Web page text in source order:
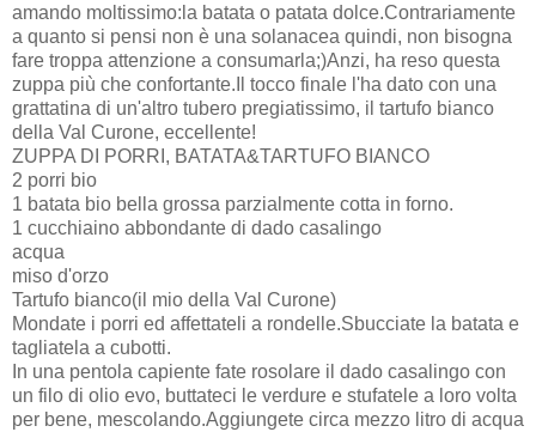
amando moltissimo:la batata o patata dolce.Contrariamente
a quanto si pensi non è una solanacea quindi, non bisogna
fare troppa attenzione a consumarla;)Anzi, ha reso questa
zuppa più che confortante.Il tocco finale l'ha dato con una
grattatina di un'altro tubero pregiatissimo, il tartufo bianco
della Val Curone, eccellente!
ZUPPA DI PORRI, BATATA&TARTUFO BIANCO
2 porri bio
1 batata bio bella grossa parzialmente cotta in forno.
1 cucchiaino abbondante di dado casalingo
acqua
miso d'orzo
Tartufo bianco(il mio della Val Curone)
Mondate i porri ed affettateli a rondelle.Sbucciate la batata e
tagliatela a cubotti.
In una pentola capiente fate rosolare il dado casalingo con
un filo di olio evo, buttateci le verdure e stufatele a loro volta
per bene, mescolando.Aggiungete circa mezzo litro di acqua